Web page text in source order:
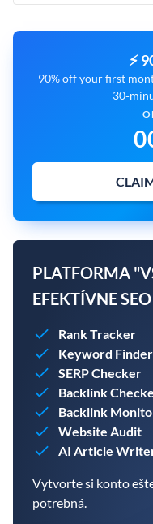
⚡
90% off your first
30-
PLATFORMA
EFEKTÍVNE SEO
Rank Tracker
Keyword Finder
SERP Checker
Backlink
Backlink
Website Audit
AI Article
Vytvorte si konto
potrebná.